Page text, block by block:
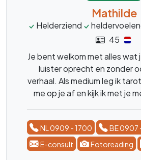
Mathilde
Helderziend
45
Je bent welkom met alles wat
luister oprecht en zonder
verhaal. Als medium leg ik
me op je af en kijk ik met je
liefde,
toekomstvoorspellingen en
Ook is contact met
NL 0909 - 1700
BE 0907
E-consult
Fotoreading